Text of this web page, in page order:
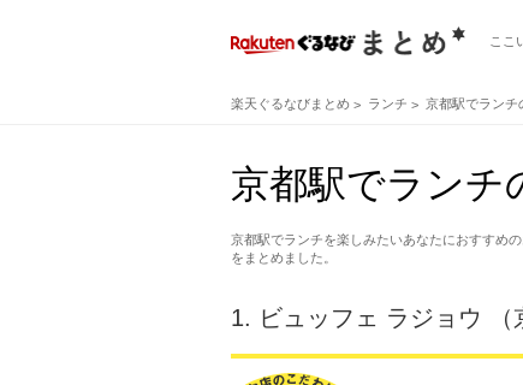
ここ
楽天ぐるなびまとめ ランチ 京都駅でランチ
京都駅でランチ
京都駅でランチを楽しみたいあなたにおすすめ
をまとめました。
1. ビュッフェ ラジョウ （